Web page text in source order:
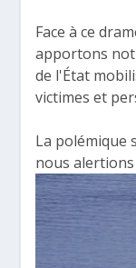
Face à ce
apportons
de l'État
victimes et
La polémique
nous alertions